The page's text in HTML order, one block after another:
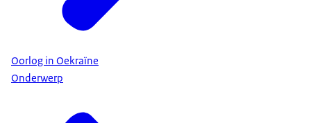
Oorlog in Oekraïne
Onderwerp